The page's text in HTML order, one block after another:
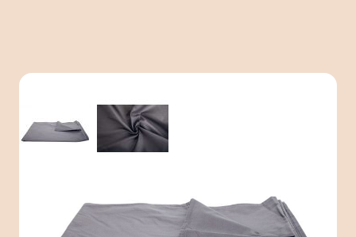
Therapiedecken-Bezug
Baumwolle Dunkelgrau
Ein atmungsaktiver Baumwollbezug für deine Simply
Cosy Therapiedecke, geeignet für alle Jahreszeiten.